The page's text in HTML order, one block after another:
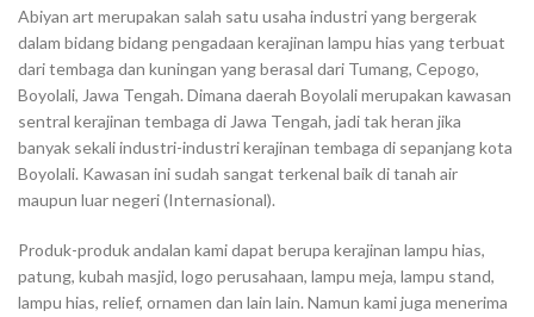
Abiyan art merupakan salah satu usaha industri yang bergerak
dalam bidang bidang pengadaan kerajinan lampu hias yang terbuat
dari tembaga dan kuningan yang berasal dari Tumang, Cepogo,
Boyolali, Jawa Tengah. Dimana daerah Boyolali merupakan kawasan
sentral kerajinan tembaga di Jawa Tengah, jadi tak heran jika
banyak sekali industri-industri kerajinan tembaga di sepanjang kota
Boyolali. Kawasan ini sudah sangat terkenal baik di tanah air
maupun luar negeri (Internasional).
Produk-produk andalan kami dapat berupa kerajinan lampu hias,
patung, kubah masjid, logo perusahaan, lampu meja, lampu stand,
lampu hias, relief, ornamen dan lain lain. Namun kami juga menerima